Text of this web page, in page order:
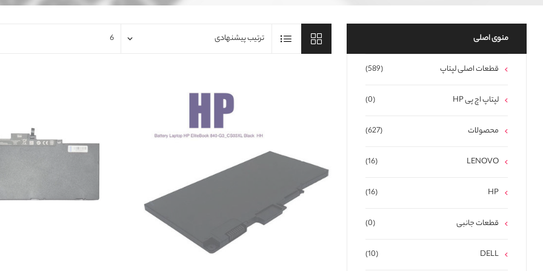
فلت لپتاپ
منوی اصلی
(589) قطعات اصلی لپتاپ
(0) لپتاپ اچ پی HP
(627) محصولات
(16) LENOVO
(16) HP
(0) قطعات جانبی
(10) DELL